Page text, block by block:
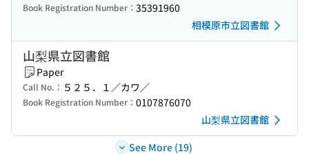
Book Registration Number： 35391960
相模原市立図書館
山梨県立図書館
Paper
Call No.： ５２５．１／カワ／
Book Registration Number： 0107876070
山梨県立図書館
See More (19)